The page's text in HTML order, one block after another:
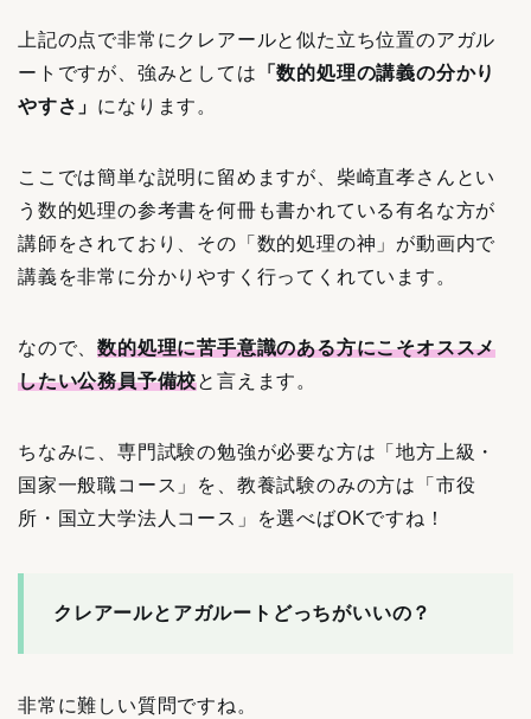
上記の点で非常にクレアールと似た立ち位置のアガル
ートですが、強みとしては 「数的処理の講義の分かり
やすさ」 になります。
ここでは簡単な説明に留めますが、柴崎直孝さんとい
う数的処理の参考書を何冊も書かれている有名な方が
講師をされており、その「数的処理の神」が動画内で
講義を非常に分かりやすく行ってくれています。
なので、数的処理に苦手意識のある方にこそオススメ
したい公務員予備校と言えます。
ちなみに、専門試験の勉強が必要な方は「地方上級・
国家一般職コース」を、教養試験のみの方は「市役
所・国立大学法人コース」を選べばOKですね！
クレアールとアガルートどっちがいいの？
非常に難しい質問ですね。